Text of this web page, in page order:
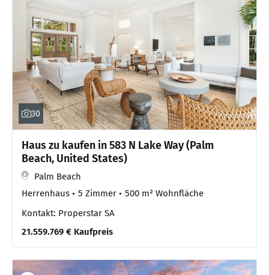
30
Haus zu kaufen in 583 N Lake Way (Palm
Beach, United States)
Palm Beach
Herrenhaus
5 Zimmer
500 m² Wohnfläche
Kontakt: Properstar SA
21.559.769 € Kaufpreis